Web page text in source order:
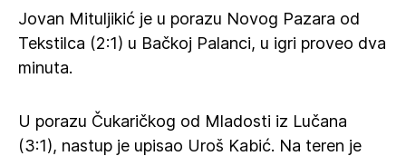
Jovan Mituljikić je u porazu Novog Pazara od
Tekstilca (2:1) u Bačkoj Palanci, u igri proveo dva
minuta.
U porazu Čukaričkog od Mladosti iz Lučana
(3:1), nastup je upisao Uroš Kabić. Na teren je